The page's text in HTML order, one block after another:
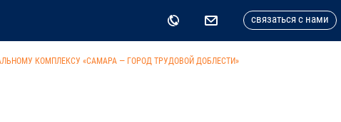
cвязаться с нами
КОМПЛЕКСУ «САМАРА — ГОРОД ТРУДОВОЙ ДОБЛЕСТИ»